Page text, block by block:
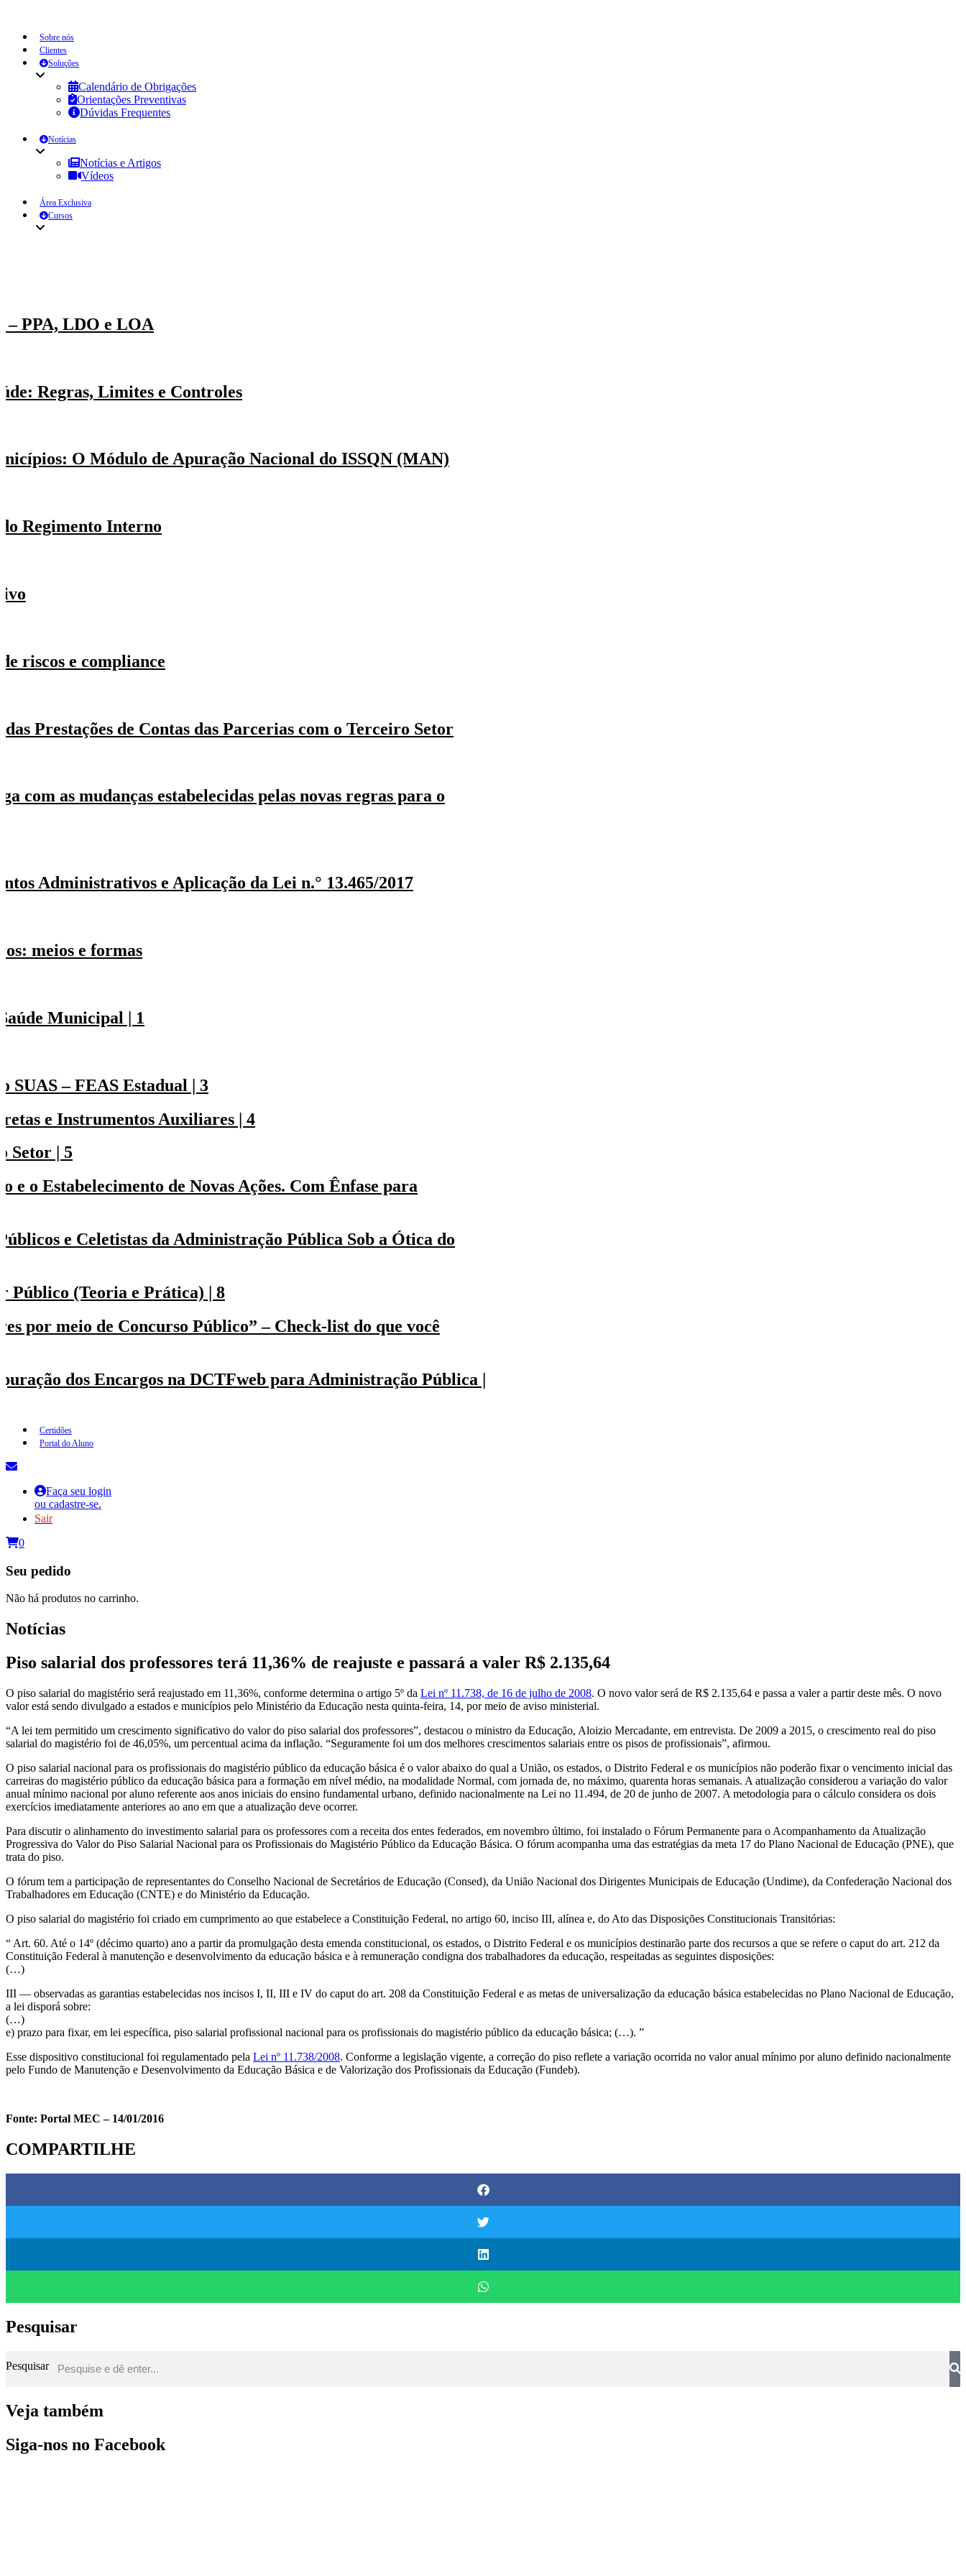
Sobre nós
Clientes
Soluções
Calendário de Obrigações
Orientações Preventivas
Dúvidas Frequentes
Notícias
Notícias e Artigos
Vídeos
Área Exclusiva
Cursos
– PPA, LDO e LOA
Regras, Limites e Controles
O Módulo de Apuração Nacional do ISSQN (MAN)
Regimento Interno
riscos e compliance
Prestações de Contas das Parcerias com o Terceiro Setor
com as mudanças estabelecidas pelas novas regras para o
Administrativos e Aplicação da Lei n.° 13.465/2017
meios e formas
Municipal | 1
SUAS – FEAS Estadual | 3
e Instrumentos Auxiliares | 4
Setor | 5
o Estabelecimento de Novas Ações. Com Ênfase para
e Celetistas da Administração Pública Sob a Ótica do
Público (Teoria e Prática) | 8
por meio de Concurso Público” – Check-list do que você
dos Encargos na DCTFweb para Administração Pública |
Certidões
Portal do Aluno
Faça seu login
ou cadastre-se.
Sair
0
Seu pedido
Não há produtos no carrinho.
Notícias
Piso salarial dos professores terá 11,36% de reajuste e passará a valer R$ 2.135,64
O piso salarial do magistério será reajustado em 11,36%, conforme determina o artigo 5º da Lei nº 11.738, de 16 de julho de 2008. O novo valor será de R$ 2.135,64 e passa a valer a partir deste mês. O novo
valor está sendo divulgado a estados e municípios pelo Ministério da Educação nesta quinta-feira, 14, por meio de aviso ministerial.
“A lei tem permitido um crescimento significativo do valor do piso salarial dos professores”, destacou o ministro da Educação, Aloizio Mercadante, em entrevista. De 2009 a 2015, o crescimento real do piso
salarial do magistério foi de 46,05%, um percentual acima da inflação. “Seguramente foi um dos melhores crescimentos salariais entre os pisos de profissionais”, afirmou.
O piso salarial nacional para os profissionais do magistério público da educação básica é o valor abaixo do qual a União, os estados, o Distrito Federal e os municípios não poderão fixar o vencimento inicial das
carreiras do magistério público da educação básica para a formação em nível médio, na modalidade Normal, com jornada de, no máximo, quarenta horas semanais. A atualização considerou a variação do valor
anual mínimo nacional por aluno referente aos anos iniciais do ensino fundamental urbano, definido nacionalmente na Lei no 11.494, de 20 de junho de 2007. A metodologia para o cálculo considera os dois
exercícios imediatamente anteriores ao ano em que a atualização deve ocorrer.
Para discutir o alinhamento do investimento salarial para os professores com a receita dos entes federados, em novembro último, foi instalado o Fórum Permanente para o Acompanhamento da Atualização
Progressiva do Valor do Piso Salarial Nacional para os Profissionais do Magistério Público da Educação Básica. O fórum acompanha uma das estratégias da meta 17 do Plano Nacional de Educação (PNE), que
trata do piso.
O fórum tem a participação de representantes do Conselho Nacional de Secretários de Educação (Consed), da União Nacional dos Dirigentes Municipais de Educação (Undime), da Confederação Nacional dos
Trabalhadores em Educação (CNTE) e do Ministério da Educação.
O piso salarial do magistério foi criado em cumprimento ao que estabelece a Constituição Federal, no artigo 60, inciso III, alínea e, do Ato das Disposições Constitucionais Transitórias:
“ Art. 60. Até o 14º (décimo quarto) ano a partir da promulgação desta emenda constitucional, os estados, o Distrito Federal e os municípios destinarão parte dos recursos a que se refere o caput do art. 212 da
Constituição Federal à manutenção e desenvolvimento da educação básica e à remuneração condigna dos trabalhadores da educação, respeitadas as seguintes disposições:
(…)
III — observadas as garantias estabelecidas nos incisos I, II, III e IV do caput do art. 208 da Constituição Federal e as metas de universalização da educação básica estabelecidas no Plano Nacional de Educação,
a lei disporá sobre:
(…)
e) prazo para fixar, em lei específica, piso salarial profissional nacional para os profissionais do magistério público da educação básica; (…). ”
Esse dispositivo constitucional foi regulamentado pela Lei nº 11.738/2008. Conforme a legislação vigente, a correção do piso reflete a variação ocorrida no valor anual mínimo por aluno definido nacionalmente
pelo Fundo de Manutenção e Desenvolvimento da Educação Básica e de Valorização dos Profissionais da Educação (Fundeb).
Fonte: Portal MEC – 14/01/2016
COMPARTILHE
Pesquisar
Pesquisar
Veja também
Siga-nos no Facebook